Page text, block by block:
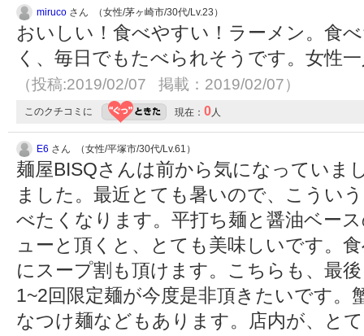
miruco さん （女性/茅ヶ崎市/30代/Lv.23）
おいしい！食べやすい！ラーメン。食
く、毎日でもたべられそうです。女性
（投稿:2019/02/07 掲載：2019/02/07）
このクチコミに 現在： 0人
E6 さん （女性/平塚市/30代/Lv.61）
麺屋BISQさんは前から気になっていま
ました。最近とても暑いので、こうい
べたくなります。平打ち麺と醤油ベー
ューと頂くと、とても美味しいです。
にスープ割も頂けます。こちらも、最
1~2回限定麺が今度是非頂きたいです。
なつけ麺などもあります。店内が、と